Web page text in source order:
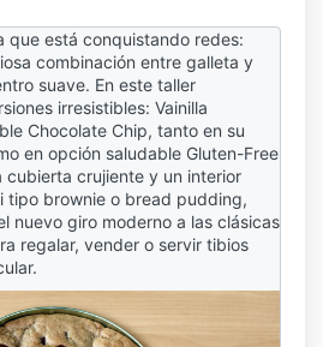
que está conquistando redes:
combinación entre galleta y
suave. En este taller
irresistibles: Vainilla
Chocolate Chip, tanto en su
en opción saludable Gluten-Free
cubierta crujiente y un interior
tipo brownie o bread pudding,
nuevo giro moderno a las clásicas
regalar, vender o servir tibios